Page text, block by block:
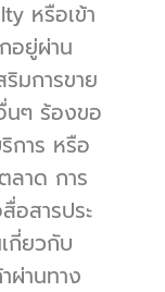
หรือเข้า
อยู่ผ่าน
ริมการขาย
นๆ ร้องขอ
าร หรือ
ลาด การ
อสารประ
กี่ยวกับ
ผ่านทาง